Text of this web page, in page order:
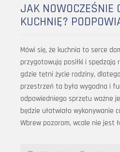
JAK NOWOCZEŚNIE
KUCHNIĘ?
Mówi się, że kuchnia to serce
przygotowują posiłki i spędzają
gdzie tętni życie rodziny,
przestrzeń ta była wygodna i
odpowiedniego sprzętu ważne
będzie ułatwiało wykonywanie
Wbrew pozorom, wcale nie jest